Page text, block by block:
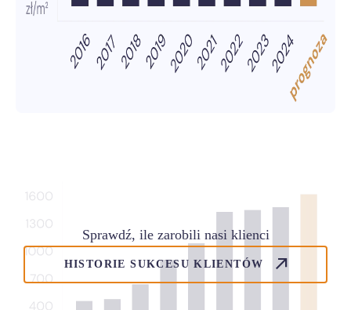
Sprawdź, ile zarobili nasi klienci
HISTORIE SUKCESU KLIENTÓW